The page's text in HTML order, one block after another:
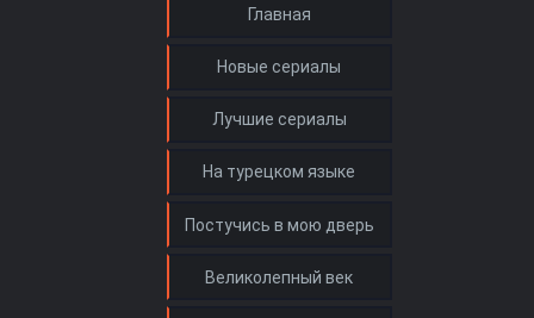
Главная
Новые сериалы
Лучшие сериалы
На турецком языке